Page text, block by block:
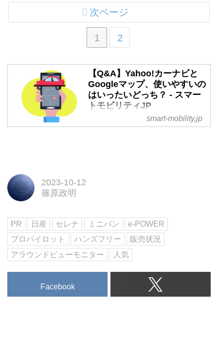
1 2
次ページ
【Q&A】Yahoo!カーナビと
Googleマップ、使いやすいの
はいったいどっち？ - スマー
トモビリティJP
ナビアプリの中で不動の人気を誇
smart-mobility.jp
2023-10-12
篠原政明
PR 日産 セレナ ミニバン
e-POWER
プロパイロット
ハンズフリー
販売状況
アラウンドビューモニター
人気
Facebook